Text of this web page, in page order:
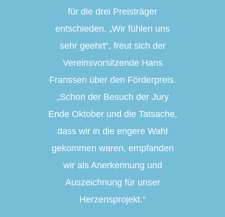
für die drei Preisträger
entschieden. „Wir fühlen uns
sehr geehrt“, freut sich der
Vereinsvorsitzende Hans
Franssen über den Förderpreis.
„Schon der Besuch der Jury
Ende Oktober und die Tatsache,
dass wir in die engere Wahl
gekommen waren, empfanden
wir als Anerkennung und
Auszeichnung für unser
Herzensprojekt.“